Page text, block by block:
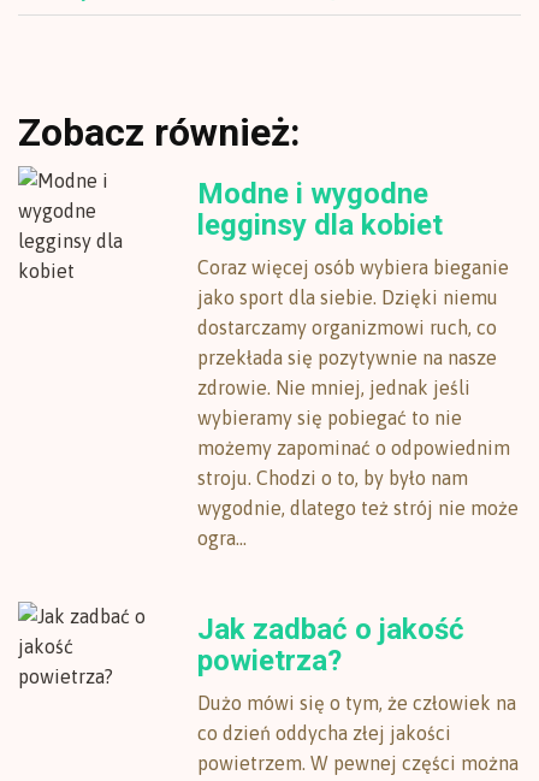
Zobacz również:
Modne i wygodne
legginsy dla kobiet
Coraz więcej osób wybiera bieganie
jako sport dla siebie. Dzięki niemu
dostarczamy organizmowi ruch, co
przekłada się pozytywnie na nasze
zdrowie. Nie mniej, jednak jeśli
wybieramy się pobiegać to nie
możemy zapominać o odpowiednim
stroju. Chodzi o to, by było nam
wygodnie, dlatego też strój nie może
ogra...
Jak zadbać o jakość
powietrza?
Dużo mówi się o tym, że człowiek na
co dzień oddycha złej jakości
powietrzem. W pewnej części można